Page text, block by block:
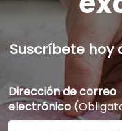
Suscríbete hoy
Dirección de correo
electrónico
Ingrese su